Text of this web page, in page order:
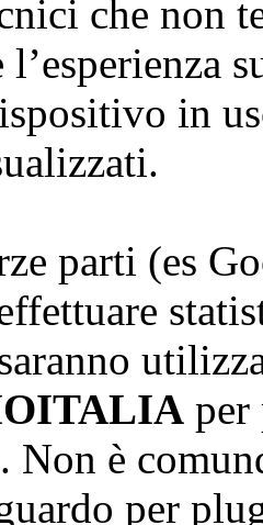
che non
in
parti (es
per
Non è
per